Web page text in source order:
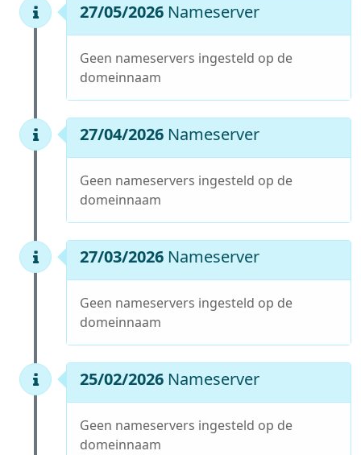
27/05/2026 Nameserver
Geen nameservers ingesteld op de
domeinnaam
27/04/2026 Nameserver
Geen nameservers ingesteld op de
domeinnaam
27/03/2026 Nameserver
Geen nameservers ingesteld op de
domeinnaam
25/02/2026 Nameserver
Geen nameservers ingesteld op de
domeinnaam